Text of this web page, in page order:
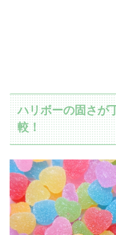
ハリボーの固さが
較！